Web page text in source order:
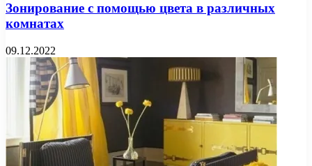
Зонирование с помощью цвета в различных
комнатах
09.12.2022